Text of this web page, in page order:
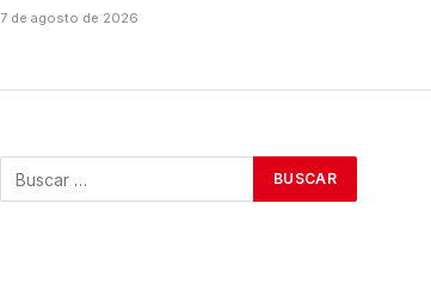
7 de agosto de 2026